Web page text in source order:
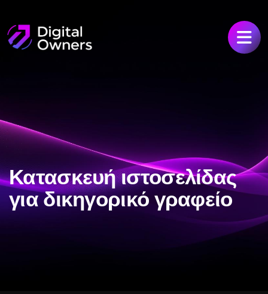
Κατασκευή ιστοσελίδας
για δικηγορικό γραφείο